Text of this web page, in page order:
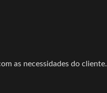
as necessidades do cliente.